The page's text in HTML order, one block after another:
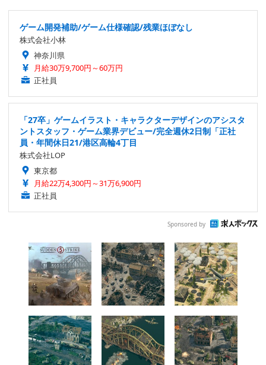
ゲーム開発補助/ゲーム仕様確認/残業ほぼなし
株式会社小林
神奈川県
月給30万9,700円～60万円
正社員
「27卒」ゲームイラスト・キャラクターデザインのアシスタ
ントスタッフ・ゲーム業界デビュー/完全週休2日制「正社
員・年間休日21/港区高輪4丁目
株式会社LOP
東京都
月給22万4,300円～31万6,900円
正社員
Sponsored by